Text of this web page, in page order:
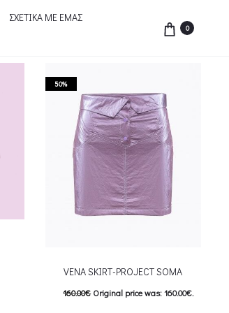
ΣΧΕΤΙΚΑ ΜΕ ΕΜΑΣ
0
50%
VENA SKIRT-PROJECT SOMA
160.00€ Original price was: 160.00€.